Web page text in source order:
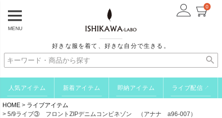
MENU
好きな服を着て、好きな自分で生きる。
0
人気アイテム 新着アイテム 即納アイテム ライブ配信 ↗
HOME
ライブアイテム
5/9ライブ③ フロントZIPデニムコンビネゾン （アナナ a96-007）